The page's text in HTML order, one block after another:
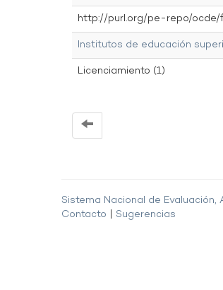
http://purl.org/pe-repo/ocde/
Institutos de educación
Licenciamiento (1)
Sistema Nacional de
Contacto
Sugerencias